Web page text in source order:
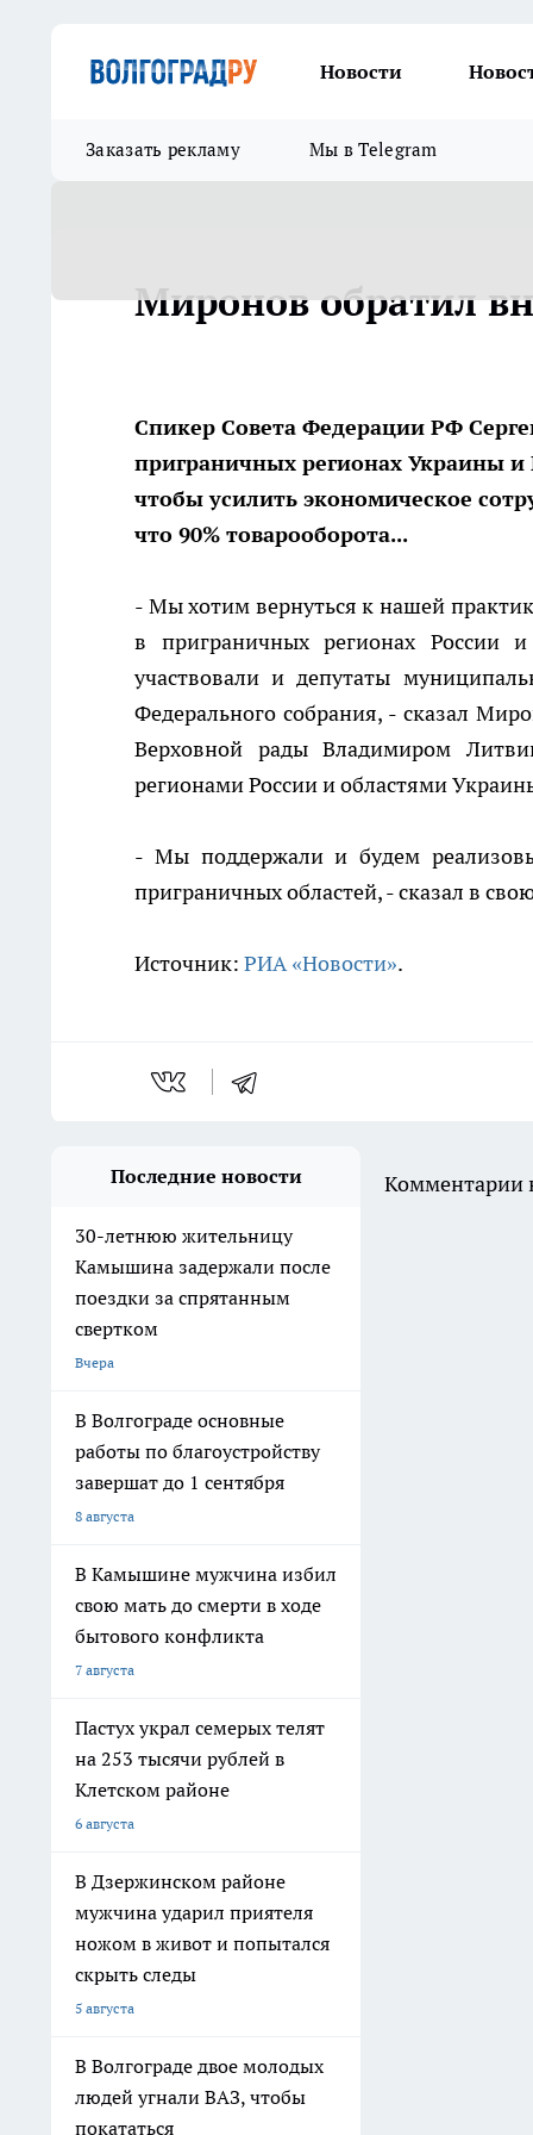
Новости
Заказать рекламу Мы в Telegram
Миронов обратил
Спикер Совета Федерации РФ
приграничных регионах Украины и
чтобы усилить экономическое
что 90% товарооборота...
- Мы хотим вернуться к нашей
в приграничных регионах России
участвовали и депутаты
Федерального собрания, - сказал
Верховной рады Владимиром
регионами России и областями
- Мы поддержали и будем
приграничных областей, - сказал в
Источник: РИА «Новости».
Последние новости
30-летнюю жительницу
Камышина задержали после
поездки за спрятанным
свертком
Вчера
В Волгограде основные
работы по благоустройству
завершат до 1 сентября
8 августа
В Камышине мужчина избил
свою мать до смерти в ходе
бытового конфликта
7 августа
Пастух украл семерых телят
на 253 тысячи рублей в
Клетском районе
6 августа
В Дзержинском районе
мужчина ударил приятеля
ножом в живот и попытался
скрыть следы
5 августа
В Волгограде двое молодых
людей угнали ВАЗ, чтобы
покататься
Комментарии